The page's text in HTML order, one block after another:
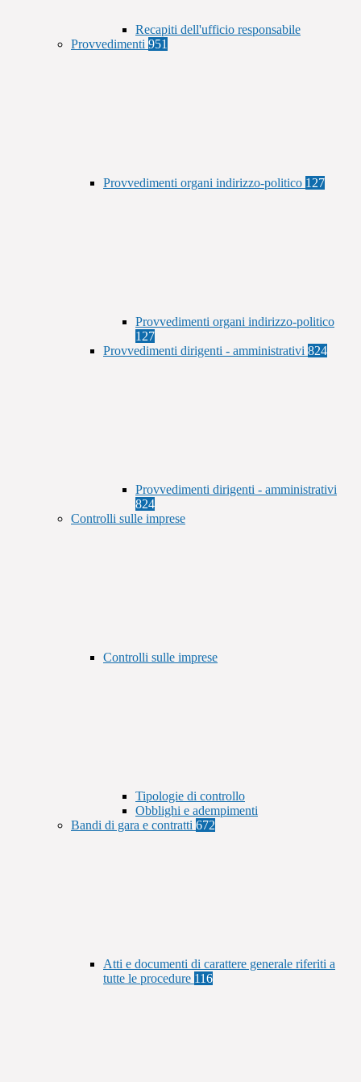
Recapiti dell'ufficio responsabile
Provvedimenti 951
Provvedimenti organi indirizzo-politico 127
Provvedimenti organi indirizzo-politico
127
Provvedimenti dirigenti - amministrativi 824
Provvedimenti dirigenti - amministrativi
824
Controlli sulle imprese
Controlli sulle imprese
Tipologie di controllo
Obblighi e adempimenti
Bandi di gara e contratti 672
Atti e documenti di carattere generale riferiti a
tutte le procedure 116